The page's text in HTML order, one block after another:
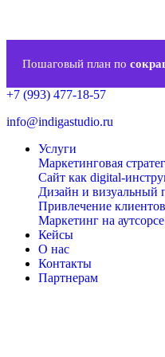
Пошаговый план по
+7 (993) 477-18-57
info@indigastudio.ru
Услуги
Маркетинговая
Сайт как digital-
Дизайн и визуальный
Привлечение клиентов
Маркетинг на аутсорсе
Кейсы
О нас
Контакты
Партнерам